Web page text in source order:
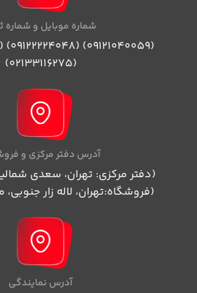
شماره موبایل و شماره
(02133116275)
آدرس دفتر مرکزی و
(دفتر مرکزی: تهران، سعدی
(فروشگاه:تهران، لاله زار
آدرس نمایندگی